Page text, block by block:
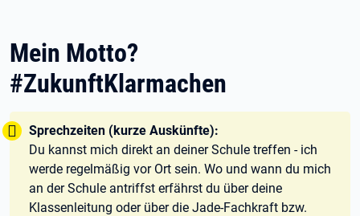
Mein Motto?
#ZukunftKlarmachen
Tipp:
Sprechzeiten (kurze Auskünfte):
Du kannst mich direkt an deiner Schule treffen - ich
werde regelmäßig vor Ort sein. Wo und wann du mich
an der Schule antriffst erfährst du über deine
Klassenleitung oder über die Jade-Fachkraft bzw.